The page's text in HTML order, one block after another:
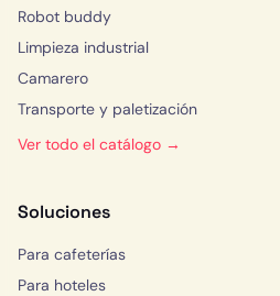
Robot buddy
Limpieza industrial
Camarero
Transporte y paletización
Ver todo el catálogo →
Soluciones
Para cafeterías
Para hoteles